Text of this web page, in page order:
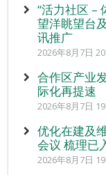
“活力社区 –
望洋眺望台
讯推广
2026年8月7日
合作区产业
际化再提速
2026年8月7日
优化在建及
会议 梳理已
2026年8月7日